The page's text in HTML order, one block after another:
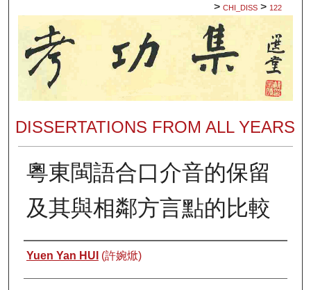
> CHI_DISS > 122
DISSERTATIONS FROM ALL YEARS
粵東閩語合口介音的保留
及其與相鄰方言點的比較
Author
Yuen Yan HUI (許婉焮)